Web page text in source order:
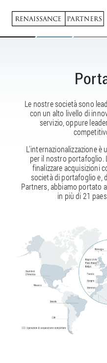
RENAISSANCE
Le nostre società sono
con un alto livello di
servizio, oppure
L'internazionalizzazione è
per il nostro portafoglio.
finalizzare acquisizioni
società di portafoglio e,
Partners, abbiamo portato
in più di 21